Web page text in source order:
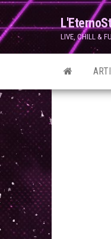
Skip
to
the
content
LIVE, CHILL &